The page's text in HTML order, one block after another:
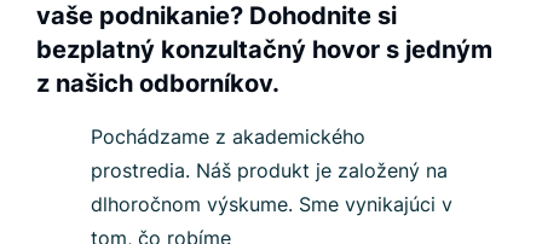
vaše podnikanie? Dohodnite si
bezplatný konzultačný hovor s jedným
z našich odborníkov.
Pochádzame z akademického
prostredia. Náš produkt je založený na
dlhoročnom výskume. Sme vynikajúci v
tom, čo robíme